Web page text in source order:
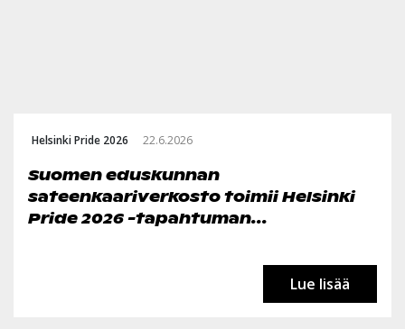
Helsinki Pride 2026 22.6.2026
Suomen eduskunnan
sateenkaariverkosto toimii Helsinki
Pride 2026 -tapahtuman...
Lue lisää